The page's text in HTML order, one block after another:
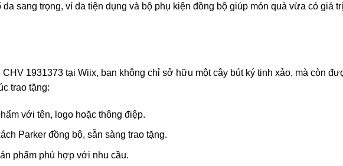
sang trọng, ví da tiện dụng và bộ phụ kiện đồng bộ giúp món quà vừa có giá
1931373 tại Wiix, bạn không chỉ sở hữu một cây bút ký tinh xảo, mà còn
trao tặng:
với tên, logo hoặc thông điệp.
Parker đồng bộ, sẵn sàng trao tặng.
phẩm phù hợp với nhu cầu.